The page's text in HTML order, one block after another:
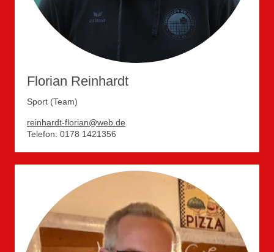
Florian Reinhardt
Sport (Team)
reinhardt-florian@web.de
Telefon: 0178 1421356